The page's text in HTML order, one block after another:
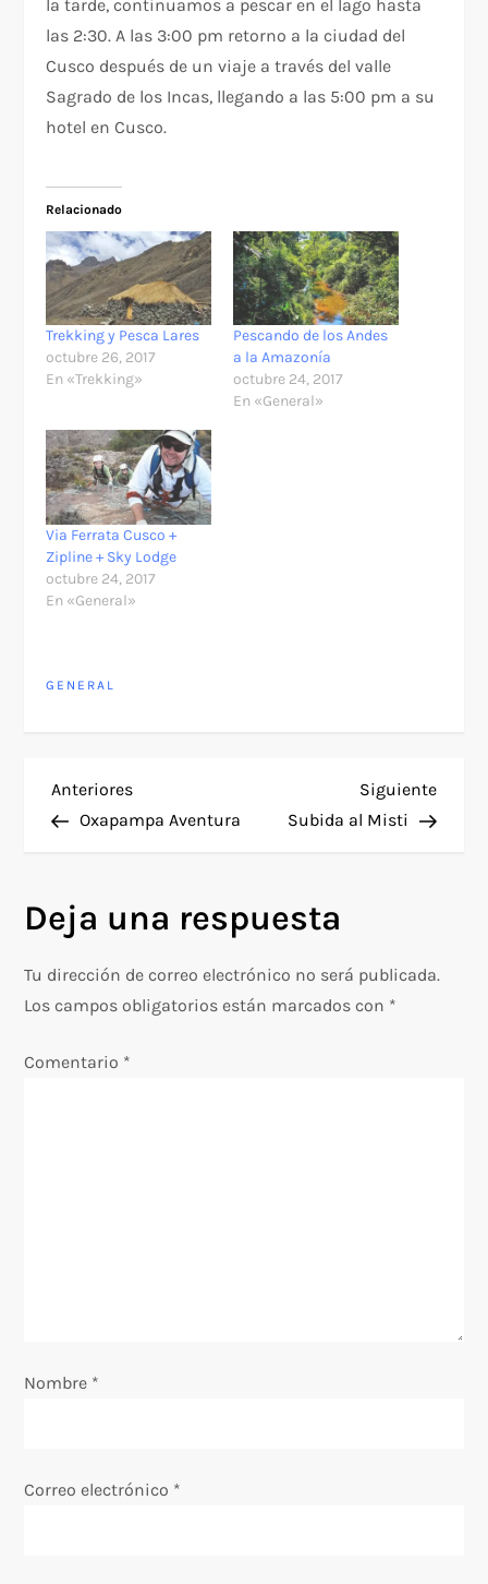
la tarde, continuamos a pescar en el lago hasta
las 2:30. A las 3:00 pm retorno a la ciudad del
Cusco después de un viaje a través del valle
Sagrado de los Incas, llegando a las 5:00 pm a su
hotel en Cusco.
Relacionado
Trekking y Pesca Lares
octubre 26, 2017
En «Trekking»
Pescando de los Andes
a la Amazonía
octubre 24, 2017
En «General»
Via Ferrata Cusco +
Zipline + Sky Lodge
octubre 24, 2017
En «General»
GENERAL
N
v
e
g
a
Entrada
anterior
Anteriores
Oxapampa Aventura
Siguiente
Subida al Misti
Deja una respuesta
Tu dirección de correo electrónico no será publicada.
Los campos obligatorios están marcados con *
Comentario *
Nombre *
Correo electrónico *